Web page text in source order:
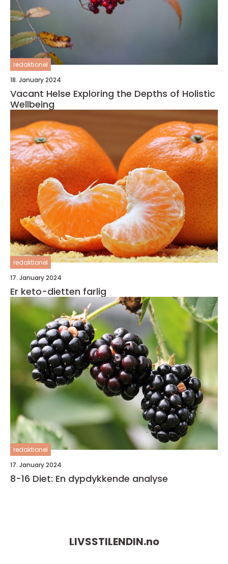
redaktionel
18. January 2024
Vacant Helse Exploring the Depths of Holistic
Wellbeing
redaktionel
17. January 2024
Er keto-dietten farlig
redaktionel
17. January 2024
8-16 Diet: En dypdykkende analyse
LIVSSTILENDIN.no